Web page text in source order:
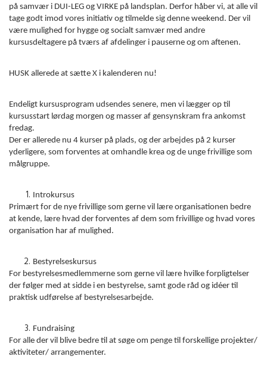
på samvær i DUI-LEG og VIRKE på landsplan. Derfor håber vi, at alle vil
tage godt imod vores initiativ og tilmelde sig denne weekend. Der vil
være mulighed for hygge og socialt samvær med andre
kursusdeltagere på tværs af afdelinger i pauserne og om aftenen.
HUSK allerede at sætte X i kalenderen nu!
Endeligt kursusprogram udsendes senere, men vi lægger op til
kursusstart lørdag morgen og masser af gensynskram fra ankomst
fredag.
Der er allerede nu 4 kurser på plads, og der arbejdes på 2 kurser
yderligere, som forventes at omhandle krea og de unge frivillige som
målgruppe.
Introkursus
Primært for de nye frivillige som gerne vil lære organisationen bedre
at kende, lære hvad der forventes af dem som frivillige og hvad vores
organisation har af mulighed.
Bestyrelseskursus
For bestyrelsesmedlemmerne som gerne vil lære hvilke forpligtelser
der følger med at sidde i en bestyrelse, samt gode råd og idéer til
praktisk udførelse af bestyrelsesarbejde.
Fundraising
For alle der vil blive bedre til at søge om penge til forskellige projekter/
aktiviteter/ arrangementer.